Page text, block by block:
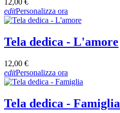
12,00 €
editPersonalizza ora
Tela dedica - L'amore
12,00 €
editPersonalizza ora
Tela dedica - Famiglia